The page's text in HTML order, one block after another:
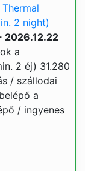
2 night)
2026.12.22
a
2 éj) 31.280
/ szállodai
a
/ ingyenes